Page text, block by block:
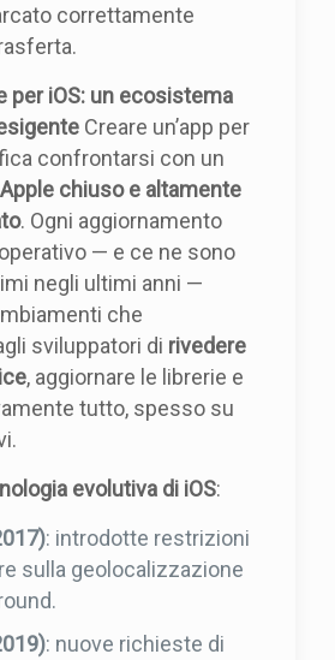
correttamente
per iOS: un ecosistema
Creare un’app per
confrontarsi con un
chiuso e altamente
. Ogni aggiornamento
— e ce ne sono
negli ultimi anni —
che
sviluppatori di rivedere
, aggiornare le librerie e
tutto, spesso su
evolutiva di iOS:
: introdotte restrizioni
sulla geolocalizzazione
: nuove richieste di